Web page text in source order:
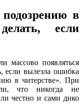
в
если
массово появляться
если вылезла ошибка
в читерстве». При
что никогда не
честно и сами дико